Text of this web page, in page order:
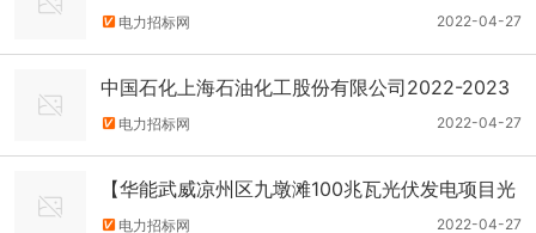
年东营原油库迁建项目定量装车系统381598招标
采购方案[22914150]定量装车系统招标公告
2022-04-27
电力招标网
中国石化上海石油化工股份有限公司2022-2023
年上海石化共聚聚芳醚酮树脂CO-PAEK(YC-90)
框架协议招标（公开）共聚聚芳醚酮树脂CO-PAE
K(YC-90)粉料（1299990063000
2022-04-27
电力招标网
【华能武威凉州区九墩滩100兆瓦光伏发电项目光
伏场区场地平整标段施工】招标公告
2022-04-27
电力招标网